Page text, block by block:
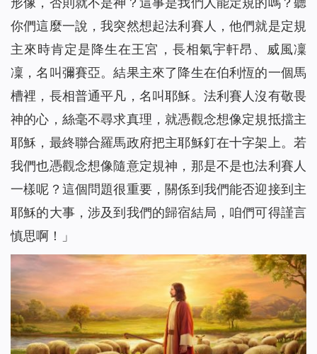
你們這麼一說，我突然想起法利賽人，他們就是定規
主來時肯定是降生在王宮，長相氣宇軒昂、威風凜
凜，名叫彌賽亞。結果主來了降生在伯利恆的一個馬
槽裡，長相普通平凡，名叫耶穌。法利賽人沒有敬畏
神的心，絲毫不尋求真理，就憑觀念想像定規抵擋主
耶穌，最終聯合羅馬政府把主耶穌釘在十字架上。若
我們也憑觀念想像隨意定規神，那是不是也法利賽人
一樣呢？這個問題很重要，關係到我們能否迎接到主
耶穌的大事，涉及到我們的歸宿結局，咱們可得謹言
慎思啊！」